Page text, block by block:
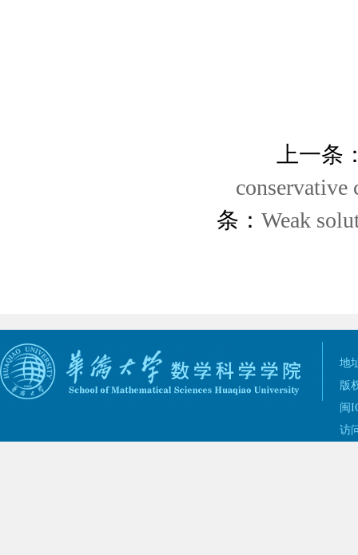
上一条
条： Weak
地
版
闽
访